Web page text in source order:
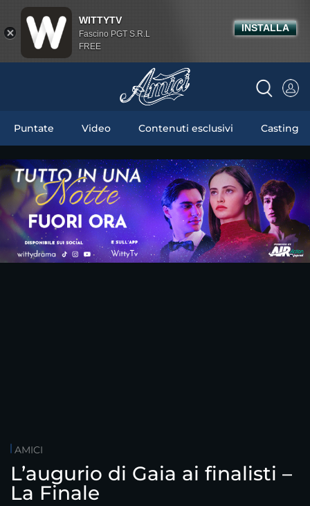
Puntate Video Contenuti esclusivi Casting
AMICI
L’augurio di Gaia ai finalisti –
La Finale
WITTYTV
Fascino PGT S.R.L
FREE
INSTALLA